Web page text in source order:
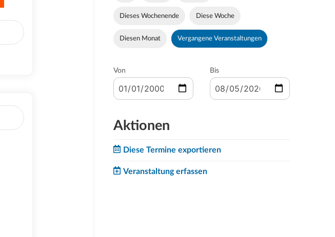
Dieses Wochenende Diese Woche
Diesen Monat Vergangene Veranstaltungen
Von Bis
Aktionen
Diese Termine exportieren
Veranstaltung erfassen